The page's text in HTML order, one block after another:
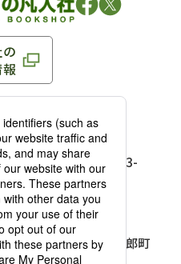
河町 1-3-13 8F
03-3263-3116
都千代田区平河町1-3-
］
／FAX：03-3263-
府大阪市中央区久太郎町